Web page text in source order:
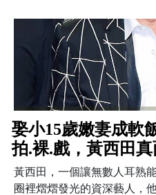
娶小15歲嫩妻成軟
拍.裸.戲，黃西田
黃西田，一個讓無數人耳熟
圈裡熠熠發光的資深藝人，